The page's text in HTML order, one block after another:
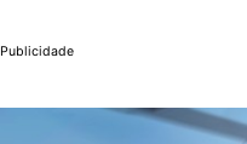
Publicidade